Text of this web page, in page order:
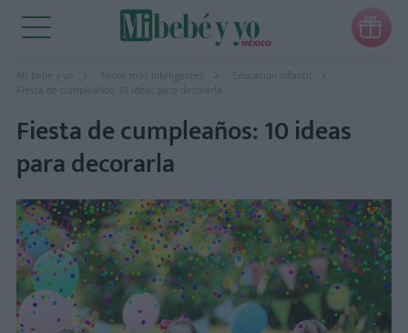

Mi bebé y yo Niños más inteligentes
Educación infantil
Fiesta de cumpleaños: 10 ideas para decorarla
Fiesta de cumpleaños: 10 ideas
para decorarla